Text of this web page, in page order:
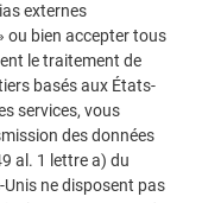
POUR
un tournant
externes
ou bien accepter tous
le traitement de
basés aux États-
services, vous
des données
al. 1 lettre a) du
ne disposent pas